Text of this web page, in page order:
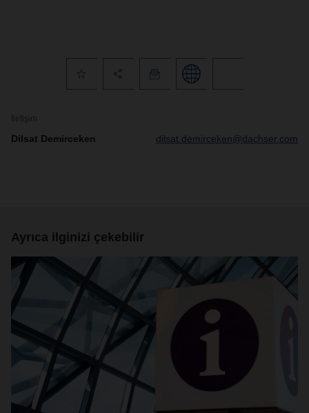
İletişim
Dilsat Demirceken dilsat.demirceken@dachser.com
Ayrıca ilginizi çekebilir